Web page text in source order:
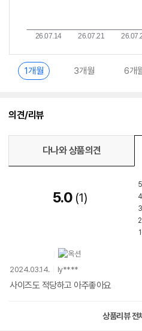
1개월 3개월 6개
의견/리뷰
다나와 상품의견
5.0 1
2024.03.14. ly****
사이즈도 적당하고 아주좋아요
상품리뷰 전